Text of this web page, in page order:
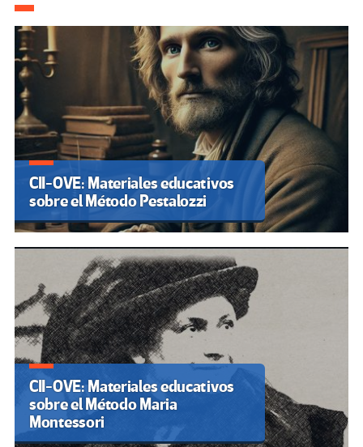
CII-OVE: Materiales educativos
sobre el Método Pestalozzi
CII-OVE: Materiales educativos
sobre el Método Maria
Montessori